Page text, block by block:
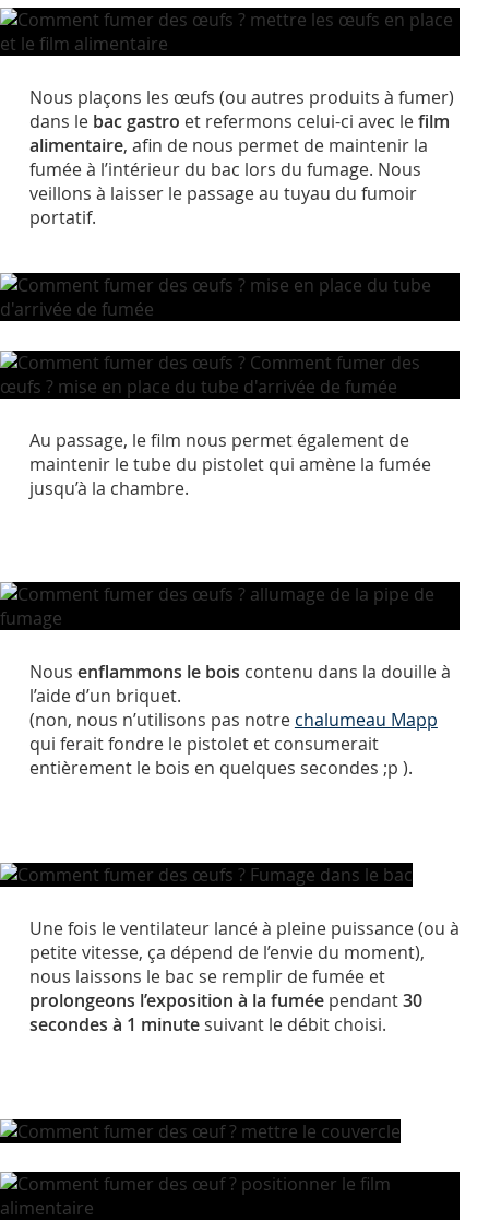
Nous plaçons les œufs (ou autres produits à fumer)
dans lebac gastro et refermons celui-ci avec lefilm
alimentaire, afin de nous permet de maintenir la
fumée à l’intérieur du bac lors du fumage. Nous
veillons à laisser le passage au tuyau du fumoir
portatif.
Au passage, le film nous permet également de
maintenir le tube du pistolet qui amène la fumée
jusqu’à la chambre.
Nous enflammons le bois contenu dans la douille à
l’aide d’un briquet.
(non, nous n’utilisons pas notre chalumeau Mapp
qui ferait fondre le pistolet et consumerait
entièrement le bois en quelques secondes ;p ).
Une fois le ventilateur lancé à pleine puissance (ou à
petite vitesse, ça dépend de l’envie du moment),
nous laissons le bac se remplir de fumée et
prolongeons l’exposition à la fuméependant30
secondes à 1 minutesuivant le débit choisi.